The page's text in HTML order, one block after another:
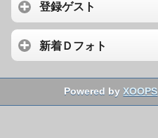
登録ゲスト
新着Ｄフォト
Powered byXOOPS